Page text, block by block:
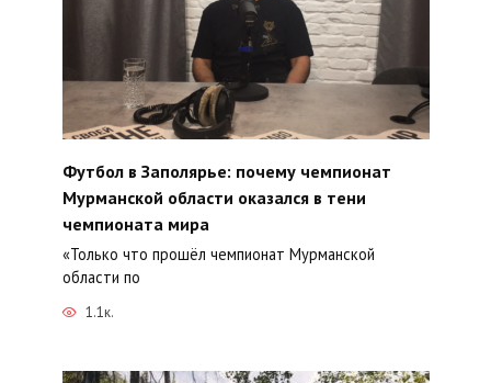
Футбол в Заполярье: почему чемпионат
Мурманской области оказался в тени
чемпионата мира
«Только что прошёл чемпионат Мурманской
области по
1.1к.